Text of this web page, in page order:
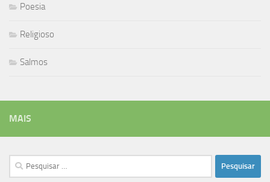
Poesia
Religioso
Salmos
MAIS
Pesquisar
por: